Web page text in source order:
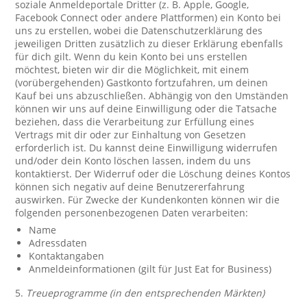
soziale Anmeldeportale Dritter (z. B. Apple, Google,
Facebook Connect oder andere Plattformen) ein Konto bei
uns zu erstellen, wobei die Datenschutzerklärung des
jeweiligen Dritten zusätzlich zu dieser Erklärung ebenfalls
für dich gilt. Wenn du kein Konto bei uns erstellen
möchtest, bieten wir dir die Möglichkeit, mit einem
(vorübergehenden) Gastkonto fortzufahren, um deinen
Kauf bei uns abzuschließen. Abhängig von den Umständen
können wir uns auf deine Einwilligung oder die Tatsache
beziehen, dass die Verarbeitung zur Erfüllung eines
Vertrags mit dir oder zur Einhaltung von Gesetzen
erforderlich ist. Du kannst deine Einwilligung widerrufen
und/oder dein Konto löschen lassen, indem du uns
kontaktierst. Der Widerruf oder die Löschung deines Kontos
können sich negativ auf deine Benutzererfahrung
auswirken. Für Zwecke der Kundenkonten können wir die
folgenden personenbezogenen Daten verarbeiten:
Name
Adressdaten
Kontaktangaben
Anmeldeinformationen (gilt für Just Eat for Business)
5. Treueprogramme (in den entsprechenden Märkten)